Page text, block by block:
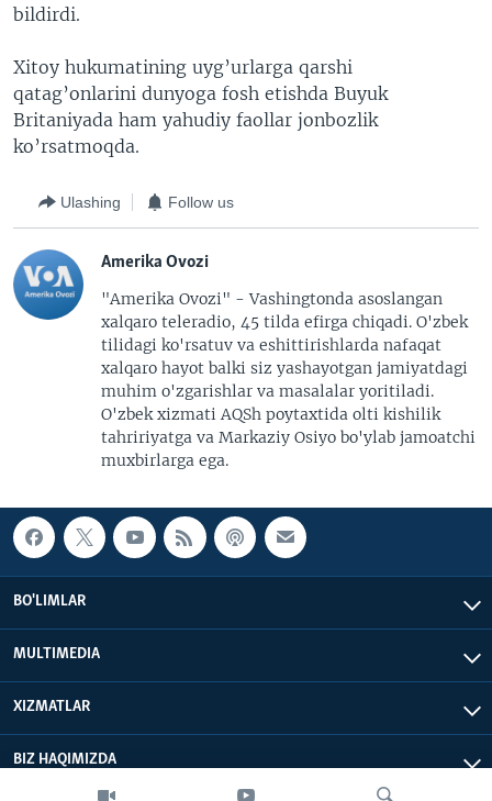
bildirdi.
Xitoy hukumatining uyg’urlarga qarshi
qatag’onlarini dunyoga fosh etishda Buyuk
Britaniyada ham yahudiy faollar jonbozlik
ko’rsatmoqda.
Ulashing Follow us
Amerika Ovozi
"Amerika Ovozi" - Vashingtonda asoslangan
xalqaro teleradio, 45 tilda efirga chiqadi. O'zbek
tilidagi ko'rsatuv va eshittirishlarda nafaqat
xalqaro hayot balki siz yashayotgan jamiyatdagi
muhim o'zgarishlar va masalalar yoritiladi.
O'zbek xizmati AQSh poytaxtida olti kishilik
tahririyatga va Markaziy Osiyo bo'ylab jamoatchi
muxbirlarga ega.
BO'LIMLAR
MULTIMEDIA
XIZMATLAR
BIZ HAQIMIZDA